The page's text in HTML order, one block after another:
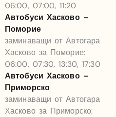
06:00, 07:00, 11:20
Автобуси Хасково –
Поморие
заминаващи от Автогара
Хасково за Поморие:
06:00, 07:30, 13:30, 17:30
Автобуси Хасково –
Приморско
заминаващи от Автогара
Хасково за Приморско: